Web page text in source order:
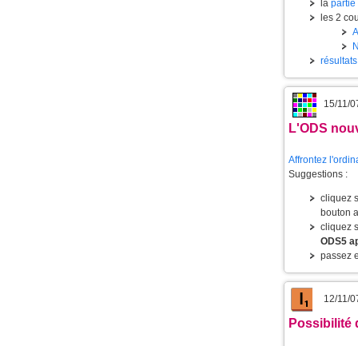
la partie
les 2
15/11/
L'ODS
Affrontez
Suggestions :
cliquez
bouton
cliquez
ODS5
passez
12/11/
Possibilité